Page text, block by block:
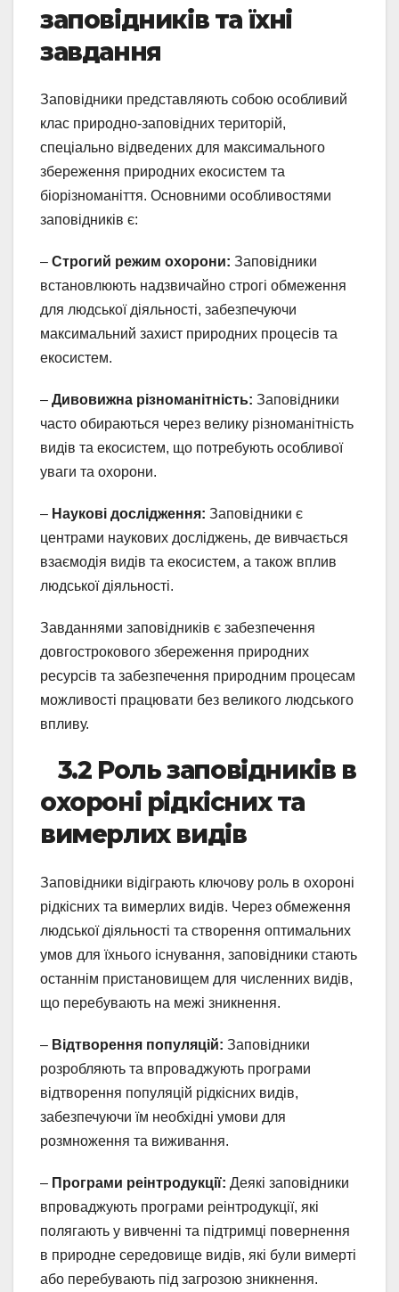
заповідників та їхні
завдання
Заповідники представляють собою особливий
клас природно-заповідних територій,
спеціально відведених для максимального
збереження природних екосистем та
біорізноманіття. Основними особливостями
заповідників є:
– Строгий режим охорони: Заповідники
встановлюють надзвичайно строгі обмеження
для людської діяльності, забезпечуючи
максимальний захист природних процесів та
екосистем.
– Дивовижна різноманітність: Заповідники
часто обираються через велику різноманітність
видів та екосистем, що потребують особливої
уваги та охорони.
– Наукові дослідження: Заповідники є
центрами наукових досліджень, де вивчається
взаємодія видів та екосистем, а також вплив
людської діяльності.
Завданнями заповідників є забезпечення
довгострокового збереження природних
ресурсів та забезпечення природним процесам
можливості працювати без великого людського
впливу.
3.2 Роль заповідників в
охороні рідкісних та
вимерлих видів
Заповідники відіграють ключову роль в охороні
рідкісних та вимерлих видів. Через обмеження
людської діяльності та створення оптимальних
умов для їхнього існування, заповідники стають
останнім пристановищем для численних видів,
що перебувають на межі зникнення.
– Відтворення популяцій: Заповідники
розробляють та впроваджують програми
відтворення популяцій рідкісних видів,
забезпечуючи їм необхідні умови для
розмноження та виживання.
– Програми реінтродукції: Деякі заповідники
впроваджують програми реінтродукції, які
полягають у вивченні та підтримці повернення
в природне середовище видів, які були вимерті
або перебувають під загрозою зникнення.